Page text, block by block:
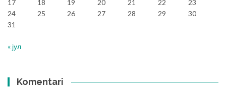
17
18 19 20 21 22
23
24
25 26 27 28 29
30
31
« јул
Komentari